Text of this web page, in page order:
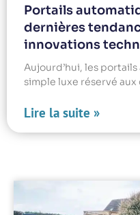
Portails
dernières
innovations
Aujourd’hui, les
simple luxe réservé
Lire la suite »